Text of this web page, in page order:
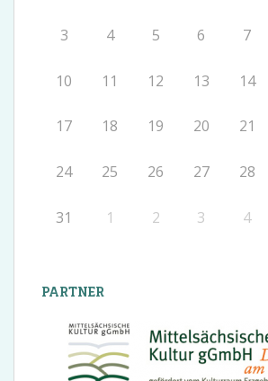
3 4 5 6 7
10 11 12 13 14
17 18 19 20 21
24 25 26 27 28
31 1 2 3 4
PARTNER